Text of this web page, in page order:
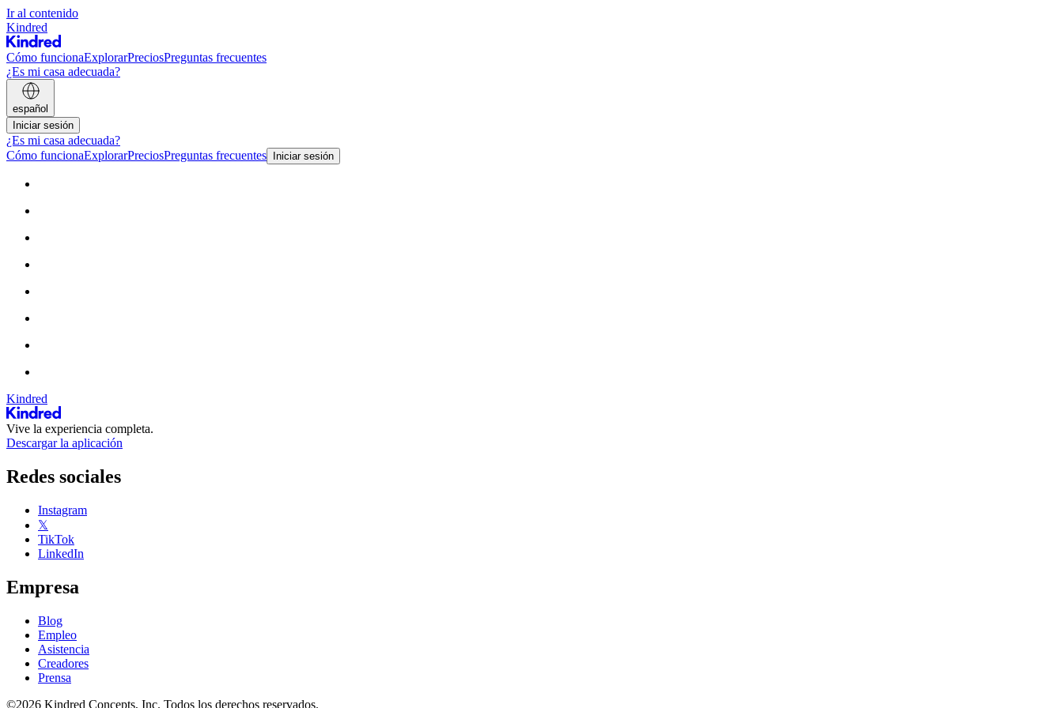
Ir al contenido
Kindred
Cómo funcionaExplorarPreciosPreguntas frecuentes
¿Es mi casa adecuada?
español
Iniciar sesión
¿Es mi casa adecuada?
Cómo funcionaExplorarPreciosPreguntas frecuentes Iniciar sesión
Kindred
Vive la experiencia completa.
Descargar la aplicación
Redes sociales
Instagram
𝕏
TikTok
LinkedIn
Empresa
Blog
Empleo
Asistencia
Creadores
Prensa
©2026 Kindred Concepts, Inc. Todos los derechos reservados.